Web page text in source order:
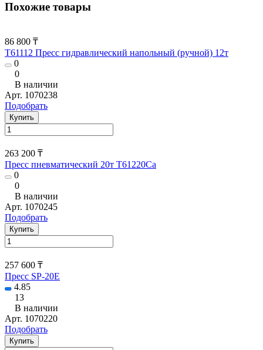
Похожие товары
86 800 ₸
T61112 Пресс гидравлический напольный (ручной) 12т
0
0
В наличии
Арт. 1070238
Подобрать
Купить
263 200 ₸
Пресс пневматический 20т T61220Ca
0
0
В наличии
Арт. 1070245
Подобрать
Купить
257 600 ₸
Пресс SP-20E
4.85
13
В наличии
Арт. 1070220
Подобрать
Купить